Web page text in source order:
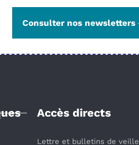
Consulter nos newsletters
Accès directs
Lettre et bulletins de veille